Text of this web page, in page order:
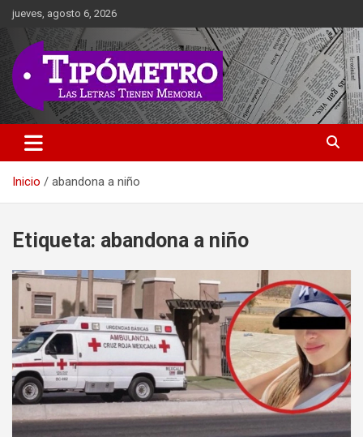
Saltar
contenido
jueves, agosto 6, 2026
Tipometro
Las Letras Tienen Memoria
Inicio abandona a niño
Etiqueta: abandona a niño